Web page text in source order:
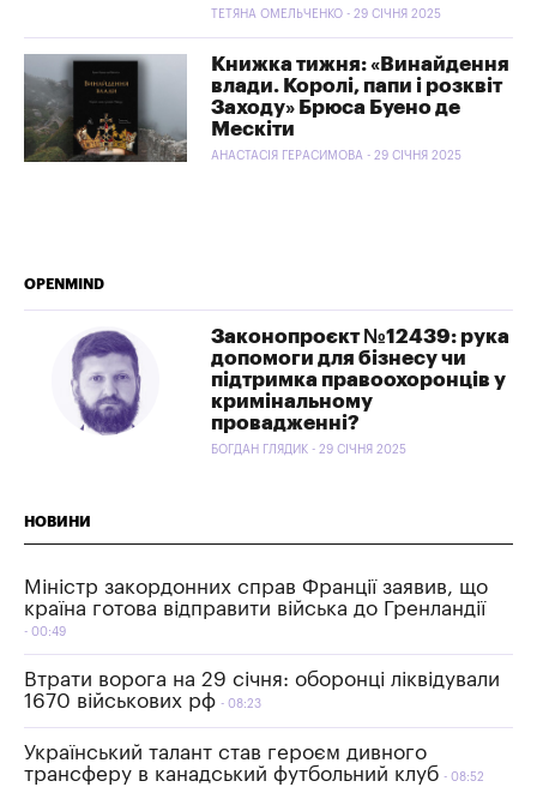
ТЕТЯНА ОМЕЛЬЧЕНКО - 29 СІЧНЯ 2025
Книжка тижня: «Винайдення
влади. Королі, папи і розквіт
Заходу» Брюса Буено де
Мескіти
АНАСТАСІЯ ГЕРАСИМОВА - 29 СІЧНЯ 2025
OPENMIND
Законопроєкт №12439: рука
допомоги для бізнесу чи
підтримка правоохоронців у
кримінальному
провадженні?
БОГДАН ГЛЯДИК - 29 СІЧНЯ 2025
НОВИНИ
Міністр закордонних справ Франції заявив, що
країна готова відправити війська до Гренландії
00:49
Втрати ворога на 29 січня: оборонці ліквідували
1670 військових рф
08:23
Український талант став героєм дивного
трансферу в канадський футбольний клуб
08:52